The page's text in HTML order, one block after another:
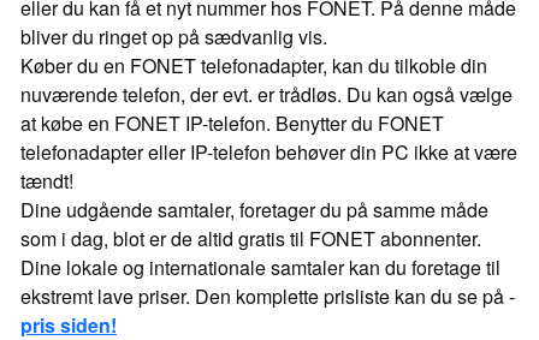
eller du kan få et nyt nummer hos FONET. På denne måde
bliver du ringet op på sædvanlig vis.
Køber du en FONET telefonadapter, kan du tilkoble din
nuværende telefon, der evt. er trådløs. Du kan også vælge
at købe en FONET IP-telefon. Benytter du FONET
telefonadapter eller IP-telefon behøver din PC ikke at være
tændt!
Dine udgående samtaler, foretager du på samme måde
som i dag, blot er de altid gratis til FONET abonnenter.
Dine lokale og internationale samtaler kan du foretage til
ekstremt lave priser. Den komplette prisliste kan du se på -
pris siden!